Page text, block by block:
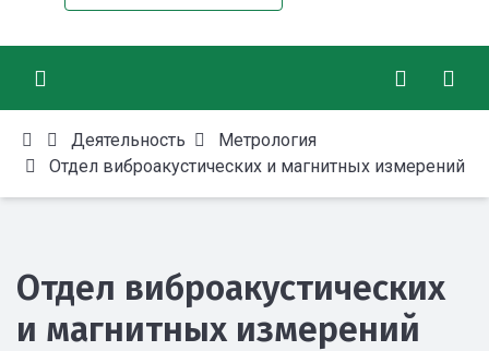
Деятельность
Метрология
Отдел виброакустических и магнитных измерений
Отдел виброакустических
и магнитных измерений